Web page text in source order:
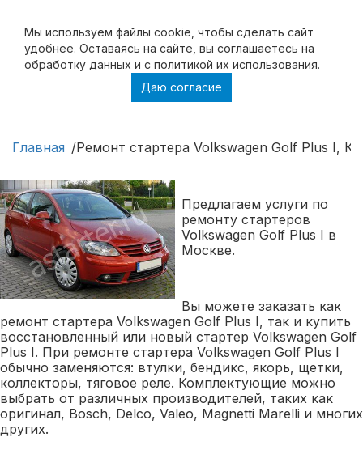
Мы используем файлы cookie, чтобы cделать сайт
удобнее. Оставаясь на сайте, вы соглашаетесь на
обработку данных и с политикой их использования.
Даю согласие
Ремонт стартера Volkswagen Golf Plus I,
Главная Ремонт стартера Volkswagen Golf Plus I,
Предлагаем услуги по
ремонту стартеров
Volkswagen Golf Plus I в
Москве.
Вы можете заказать как
ремонт стартера Volkswagen Golf Plus I, так и купить
восстановленный или новый стартер Volkswagen Golf
Plus I. При ремонте стартера Volkswagen Golf Plus I
обычно заменяются: втулки, бендикс, якорь, щетки,
коллекторы, тяговое реле. Комплектующие можно
выбрать от различных производителей, таких как
оригинал, Bosch, Delco, Valeo, Magnetti Marelli и многих
других.